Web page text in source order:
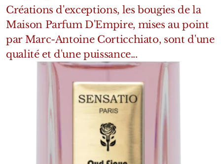
Créations d'exceptions, les bougies de la
Maison Parfum D'Empire, mises au point
par Marc-Antoine Corticchiato, sont d'une
qualité et d'une puissance...